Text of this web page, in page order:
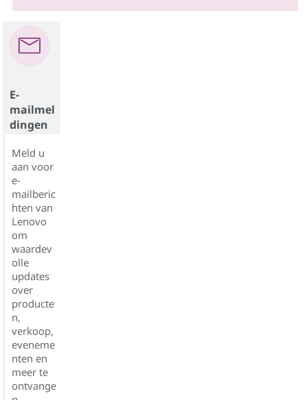
E-
mailmel
dingen
Meld u
aan voor
e-
mailberic
hten van
Lenovo
om
waardev
olle
updates
over
producte
n,
verkoop,
eveneme
nten en
meer te
ontvange